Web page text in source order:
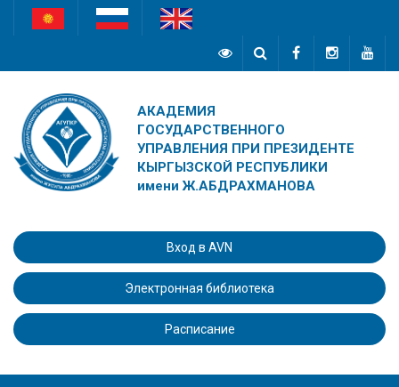
АКАДЕМИЯ
ГОСУДАРСТВЕННОГО
УПРАВЛЕНИЯ ПРИ ПРЕЗИДЕНТЕ
КЫРГЫЗСКОЙ РЕСПУБЛИКИ
имени Ж.АБДРАХМАНОВА
Вход в AVN
Электронная библиотека
Расписание